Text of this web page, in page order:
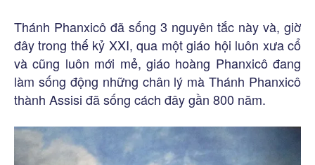
Thánh Phanxicô đã sống 3 nguyên tắc này và, giờ
đây trong thế kỷ XXI, qua một giáo hội luôn xưa cổ
và cũng luôn mới mẻ, giáo hoàng Phanxicô đang
làm sống động những chân lý mà Thánh Phanxicô
thành Assisi đã sống cách đây gần 800 năm.